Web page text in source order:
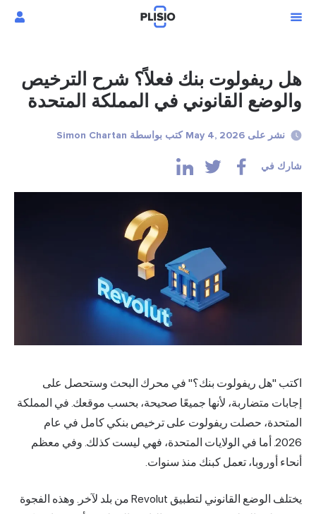
هل ريفولوت بنك فعلاً؟ شرح الترخيص
والوضع القانوني في المملكة المتحدة
نشر على May 4, 2026 كتب بواسطة Simon Chartan
شارك في
اكتب "هل ريفولوت بنك؟" في محرك البحث وستحصل على
إجابات متضاربة، لأنها جميعًا صحيحة، بحسب موقعك. في المملكة
المتحدة، حصلت ريفولوت على ترخيص بنكي كامل في عام
2026. أما في الولايات المتحدة، فهي ليست كذلك. وفي معظم
أنحاء أوروبا، تعمل كبنك منذ سنوات.
يختلف الوضع القانوني لتطبيق Revolut من بلد لآخر. وهذه الفجوة